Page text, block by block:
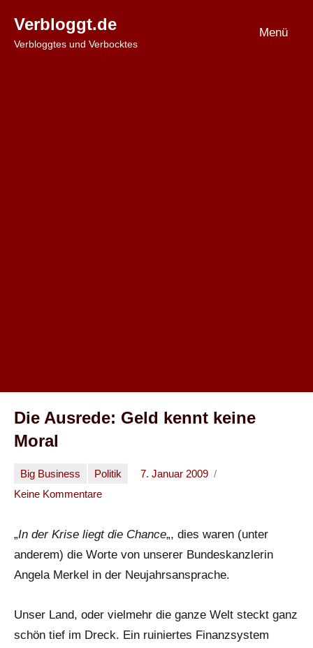
Inhalt
springen
Verbloggt.de
Verbloggtes und Verbocktes
Menü
Die Ausrede: Geld kennt keine
Moral
Big Business Politik
7. Januar 2009
Oliver
Keine Kommentare
„In der Krise liegt die Chance„, dies waren (unter
anderem) die Worte von unserer Bundeskanzlerin
Angela Merkel in der Neujahrsansprache.
Unser Land, oder vielmehr die ganze Welt steckt ganz
schön tief im Dreck. Ein ruiniertes Finanzsystem